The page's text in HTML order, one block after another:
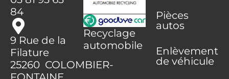
84
9 Rue de la
Filature
25260 COLOMBIER-
Recyclage
automobile
Pièces
autos
Enlèvement
de véhicule